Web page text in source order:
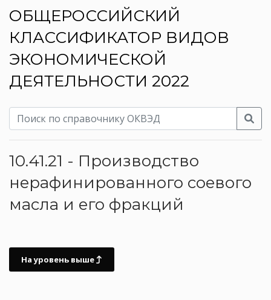
ОБЩЕРОССИЙСКИЙ
КЛАССИФИКАТОР ВИДОВ
ЭКОНОМИЧЕСКОЙ
ДЕЯТЕЛЬНОСТИ 2022
10.41.21 - Производство
нерафинированного соевого
масла и его фракций
На уровень выше